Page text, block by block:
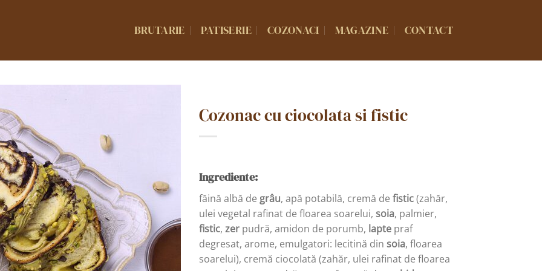
BRUTARIE PATISERIE COZONACI MAGAZINE CONTACT
Cozonac cu ciocolata si fistic
Ingrediente:
făină albă de grâu, apă potabilă, cremă de fistic(zahăr,
ulei vegetal rafinat de floarea soarelui, soia, palmier,
fistic, zer pudră, amidon de porumb, lapte praf
degresat, arome, emulgatori: lecitină din soia, floarea
soarelui), cremă ciocolată (zahăr, ulei rafinat de floarea